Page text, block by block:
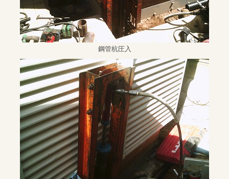
鋼管杭圧入